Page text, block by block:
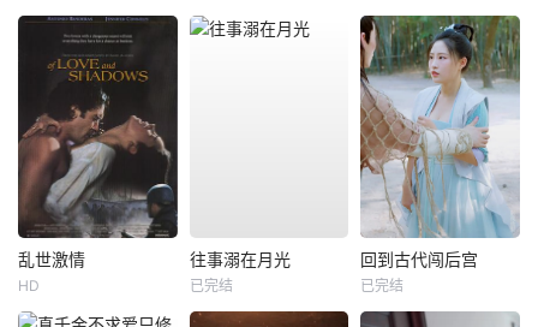
乱世激情
HD
往事溺在月光
已完结
回到古代闯后宫
已完结